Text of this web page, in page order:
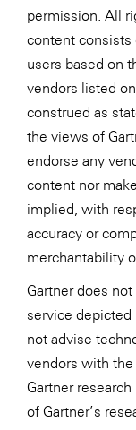
permission. All
content consists
users based on
vendors listed
construed as
the views of
endorse any
content nor
implied, with
accuracy or
merchantability
Gartner does
service depicted
not advise
vendors with the
Gartner
of Gartner’s